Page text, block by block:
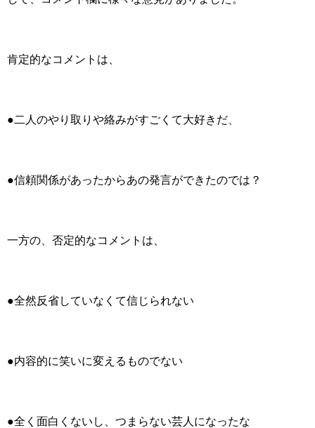
肯定的なコメントは、
●二人のやり取りや絡みがすごくて大好きだ、
●信頼関係があったからあの発言ができたのでは？
一方の、否定的なコメントは、
●全然反省していなくて信じられない
●内容的に笑いに変えるものでない
●全く面白くないし、つまらない芸人になったな